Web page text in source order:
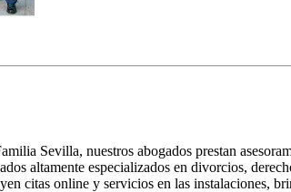
Sevilla, nuestros abogados prestan
altamente especializados en divorcios,
citas online y servicios en las instalaciones,